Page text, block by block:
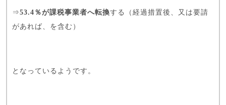
⇒53.4％が課税事業者へ転換する（経過措置後、又は要請
があれば、を含む）
となっているようです。